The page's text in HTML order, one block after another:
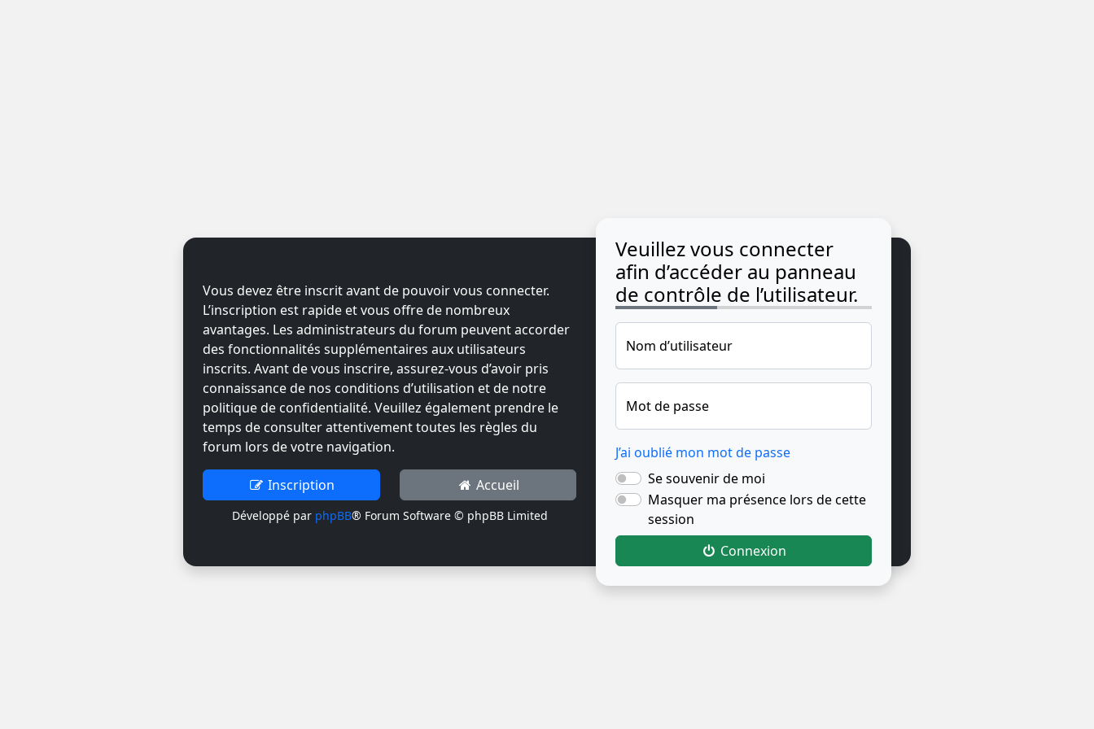
Vous devez être inscrit avant de pouvoir vous connecter.
L’inscription est rapide et vous offre de nombreux
avantages. Les administrateurs du forum peuvent accorder
des fonctionnalités supplémentaires aux utilisateurs
inscrits. Avant de vous inscrire, assurez-vous d’avoir pris
connaissance de nos conditions d’utilisation et de notre
politique de confidentialité. Veuillez également prendre le
temps de consulter attentivement toutes les règles du
forum lors de votre navigation.
Inscription Accueil
Développé par phpBB® Forum Software © phpBB Limited
Veuillez vous connecter
afin d’accéder au panneau
de contrôle de l’utilisateur.
Nom d’utilisateur
Mot de passe
J’ai oublié mon mot de passe
Se souvenir de moi
Masquer ma présence lors de cette
session
Connexion